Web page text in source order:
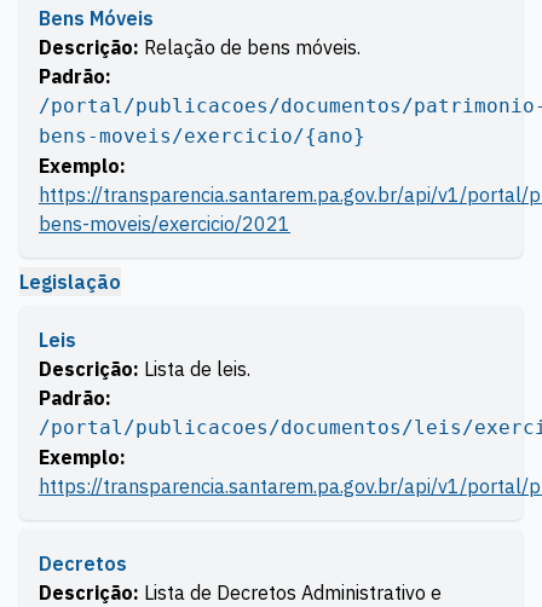
Bens Móveis
Descrição: Relação de bens móveis.
Padrão:
/portal/publicacoes/documentos/
bens-moveis/exercicio/{ano}
Exemplo:
https://transparencia.santarem.pa.gov.br/api/v1/portal/
bens-moveis/exercicio/2021
Legislação
Leis
Descrição: Lista de leis.
Padrão:
/portal/publicacoes/documentos/leis/
Exemplo:
https://transparencia.santarem.pa.gov.br/api/v1/
Decretos
Descrição: Lista de Decretos Administrativo e